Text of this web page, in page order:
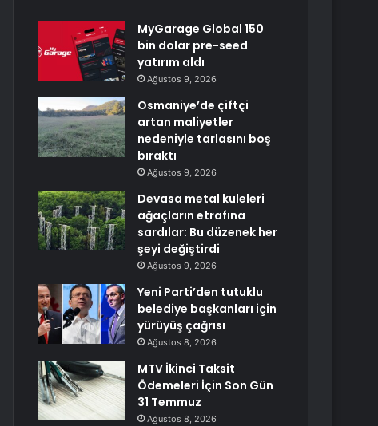
MyGarage Global 150
bin dolar pre-seed
yatırım aldı
Ağustos 9, 2026
Osmaniye’de çiftçi
artan maliyetler
nedeniyle tarlasını boş
bıraktı
Ağustos 9, 2026
Devasa metal kuleleri
ağaçların etrafına
sardılar: Bu düzenek her
şeyi değiştirdi
Ağustos 9, 2026
Yeni Parti’den tutuklu
belediye başkanları için
yürüyüş çağrısı
Ağustos 8, 2026
MTV İkinci Taksit
Ödemeleri İçin Son Gün
31 Temmuz
Ağustos 8, 2026